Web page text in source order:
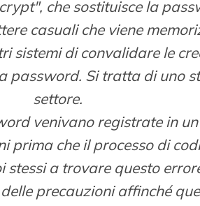
che sostituisce la
casuali che viene
sistemi di convalidare le
password. Si tratta di uno
settore.
venivano registrate in
prima che il processo di
stessi a trovare questo
precauzioni affinché